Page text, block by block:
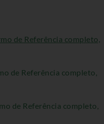
de Referência completo,
de Referência completo,
de Referência completo,